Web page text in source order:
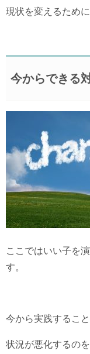
現状を変えるため
今からできる
ここではいい子を
す。
今から実践すること
状況が悪化するの